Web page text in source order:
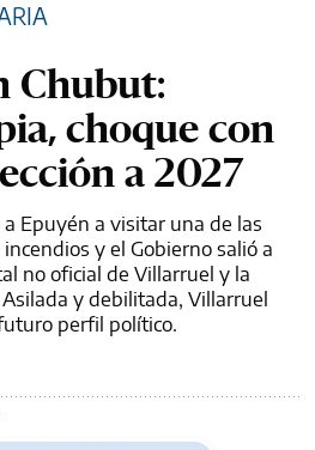
Chubut:
choque con
a 2027
Epuyén a visitar una de las
y el Gobierno salió a
no oficial de Villarruel y la
y debilitada, Villarruel
perfil político.